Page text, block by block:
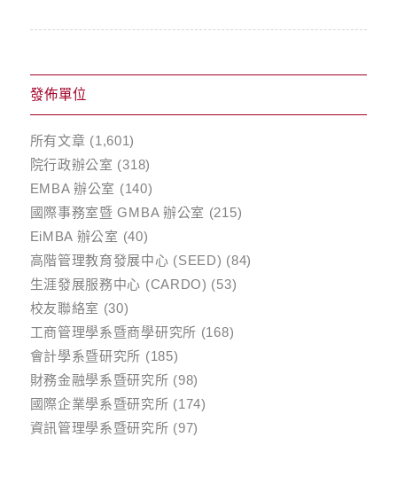
發佈單位
所有文章 (1,601)
院行政辦公室 (318)
EMBA 辦公室 (140)
國際事務室暨 GMBA 辦公室 (215)
EiMBA 辦公室 (40)
高階管理教育發展中心 (SEED) (84)
生涯發展服務中心 (CARDO) (53)
校友聯絡室 (30)
工商管理學系暨商學研究所 (168)
會計學系暨研究所 (185)
財務金融學系暨研究所 (98)
國際企業學系暨研究所 (174)
資訊管理學系暨研究所 (97)